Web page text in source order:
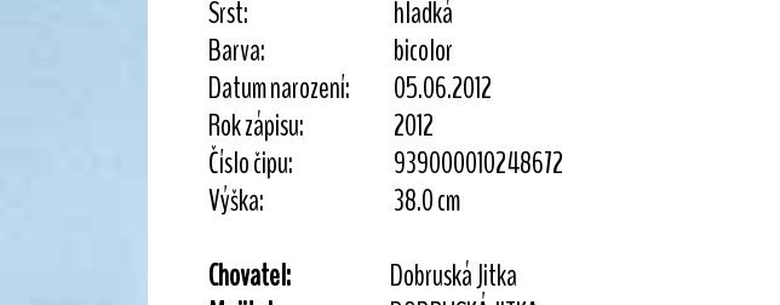
Srst:
hladká
Barva:
bicolor
Datum narození:
05.06.2012
Rok zápisu:
2012
Číslo čipu:
939000010248672
Výška:
38.0 cm
Chovatel:
Dobruská Jitka